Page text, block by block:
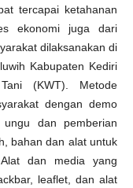
tercapai ketahanan
ekonomi juga dari
dilaksanakan di
Kabupaten Kediri
(KWT). Metode
dengan demo
dan pemberian
bahan dan alat untuk
dan media yang
leaflet, dan alat